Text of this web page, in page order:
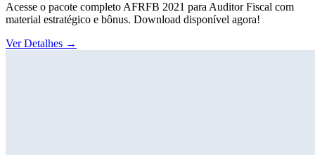
Acesse o pacote completo AFRFB 2021 para Auditor Fiscal com
material estratégico e bônus. Download disponível agora!
Ver Detalhes →